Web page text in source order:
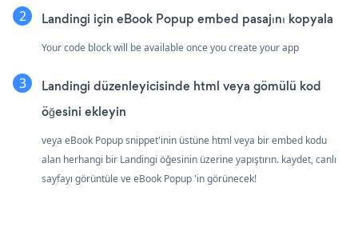
Landingi için eBook Popup embed pasajını kopyala
Your code block will be available once you create your app
Landingi düzenleyicisinde html veya gömülü kod
öğesini ekleyin
veya eBook Popup snippet'inin üstüne html veya bir embed kodu
alan herhangi bir Landingi öğesinin üzerine yapıştırın. kaydet, canlı
sayfayı görüntüle ve eBook Popup 'in görünecek!